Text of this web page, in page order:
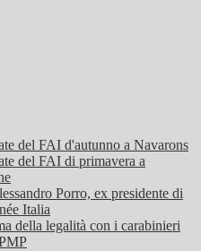
del FAI d'autunno a Navarons
del FAI di primavera a
Porro, ex presidente di
Italia
della legalità con i carabinieri